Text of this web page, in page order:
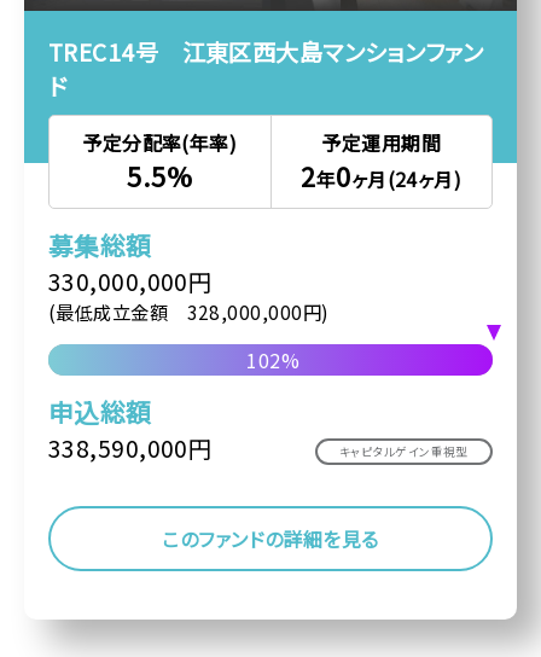
TREC14号 江東区西大島マンションファン
ド
予定分配率(年率)
5.5%
予定運用期間
2年0ヶ月(24ヶ月)
募集総額
330,000,000円
(最低成立金額 328,000,000円)
102%
申込総額
338,590,000円 キャピタルゲイン重視型
このファンドの詳細を見る